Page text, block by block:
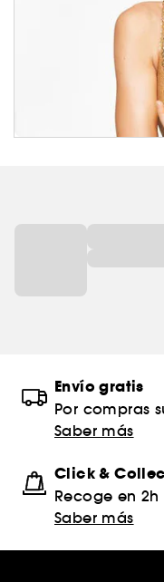
Envío gratis
Por compras
Saber más
Click &
Recoge en 2h
Saber más